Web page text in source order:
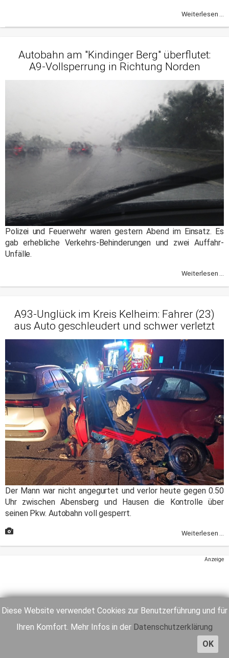
Diese Website verwendet Cookies zur Benutzerführung und für
Ihren Komfort. Mehr Infos in der Datenschutzerklärung
OK
Weiterlesen ...
Autobahn am "Kindinger Berg" überflutet:
A9-Vollsperrung in Richtung Norden
Polizei und Feuerwehr waren gestern Abend im Einsatz. Es
gab erhebliche Verkehrs-Behinderungen und zwei Auffahr-
Unfälle.
Weiterlesen ...
A93-Unglück im Kreis Kelheim: Fahrer (23)
aus Auto geschleudert und schwer verletzt
Der Mann war nicht angegurtet und verlor heute gegen 0.50
Uhr zwischen Abensberg und Hausen die Kontrolle über
seinen Pkw. Autobahn voll gesperrt.
Weiterlesen ...
Anzeige